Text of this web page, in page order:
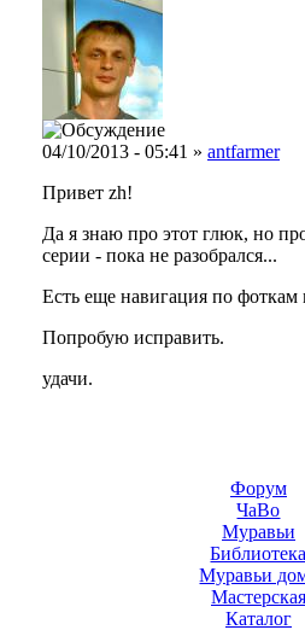
04/10/2013 - 05:41 » antfarmer
Привет zh!
Да я знаю про этот глюк, но
серии - пока не разобрался...
Есть еще навигация по фоткам
Попробую исправить.
удачи.
Форум
ЧаВо
Муравьи
Муравьи
Мастерская
Каталог